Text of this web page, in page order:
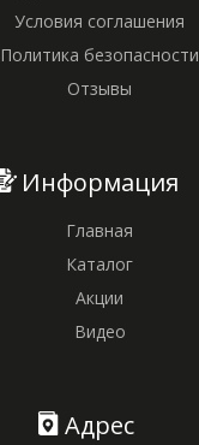
Условия соглашения
Политика безопасности
Отзывы
Информация
Главная
Каталог
Акции
Видео
Адрес